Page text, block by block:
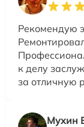
Рекомендую
к делу
за отличную
Мухин